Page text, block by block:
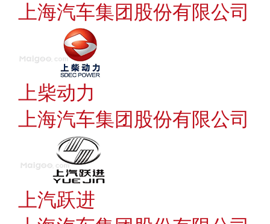
上海汽车集团股份有限公司
上柴动力
上海汽车集团股份有限公司
上汽跃进